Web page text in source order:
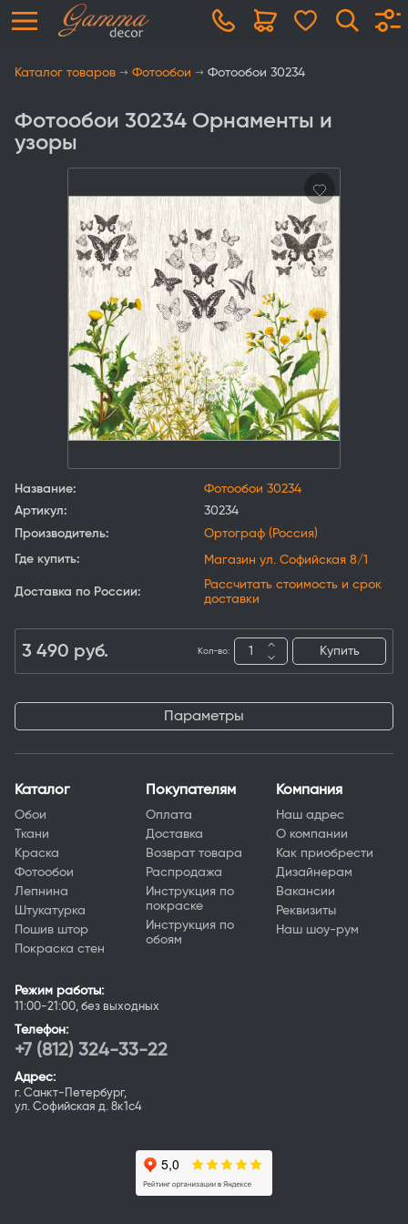
Каталог товаров Фотообои Фотообои 30234
Фотообои 30234 Орнаменты и
узоры
Название:
Фотообои 30234
Артикул:
30234
Производитель:
Ортограф (Россия)
Где купить:
Магазин ул. Софийская 8/1
Доставка по России:
Рассчитать стоимость и срок
доставки
3 490 руб. Кол-во: Купить
Параметры
Каталог
Обои
Ткани
Краска
Фотообои
Лепнина
Штукатурка
Пошив штор
Покраска стен
Покупателям
Оплата
Доставка
Возврат товара
Распродажа
Инструкция по
покраске
Инструкция по
обоям
Компания
Наш адрес
О компании
Как приобрести
Дизайнерам
Вакансии
Реквизиты
Наш шоу-рум
Режим работы:
11:00-21:00, без выходных
Телефон:
+7 (812) 324-33-22
Адрес:
г. Санкт-Петербург,
ул. Софийская д. 8к1с4